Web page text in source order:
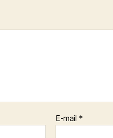
E-mail *